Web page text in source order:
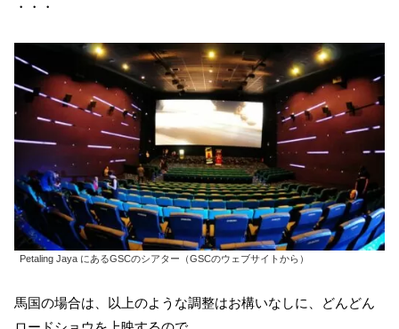
・・・
Petaling Jaya にあるGSCのシアター（GSCのウェブサイトから）
馬国の場合は、以上のような調整はお構いなしに、どんどん